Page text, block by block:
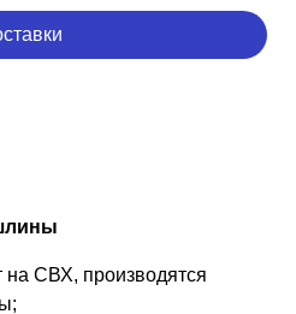
на СВХ, производятся